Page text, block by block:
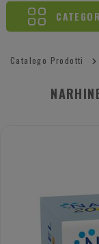
Catalogo Prodotti